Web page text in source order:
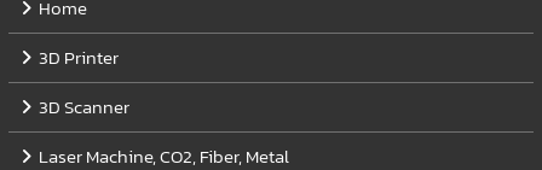
Home
3D Printer
3D Scanner
Laser Machine, CO2, Fiber, Metal